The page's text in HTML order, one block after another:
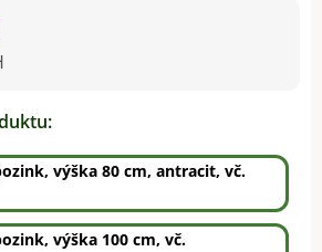
výška 80 cm, antracit, vč.
výška 100 cm, vč.